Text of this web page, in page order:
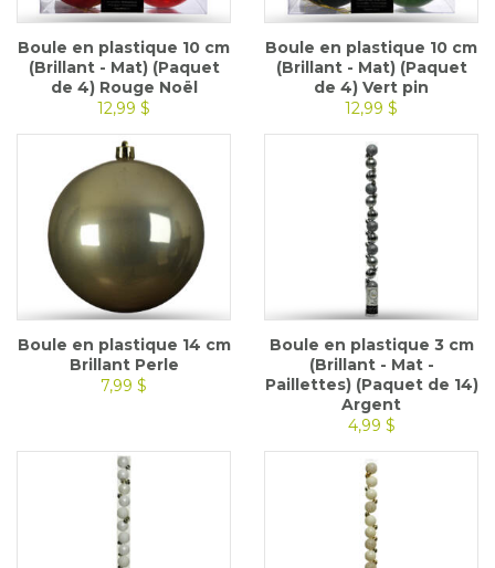
Boule en plastique 10 cm
(Brillant - Mat) (Paquet
de 4) Rouge Noël
12,99 $
Boule en plastique 10 cm
(Brillant - Mat) (Paquet
de 4) Vert pin
12,99 $
Boule en plastique 14 cm
Brillant Perle
7,99 $
Boule en plastique 3 cm
(Brillant - Mat -
Paillettes) (Paquet de 14)
Argent
4,99 $